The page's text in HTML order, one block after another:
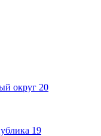
округ 20
19